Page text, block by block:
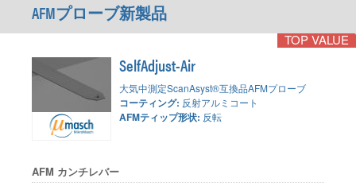
AFMプローブ新製品
TOP VALUE
SelfAdjust-Air
大気中測定ScanAsyst®互換品AFMプローブ
コーティング: 反射アルミコート
AFMティップ形状: 反転
AFM カンチレバー